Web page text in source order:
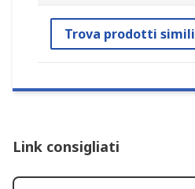
Trova prodotti simili
Link consigliati